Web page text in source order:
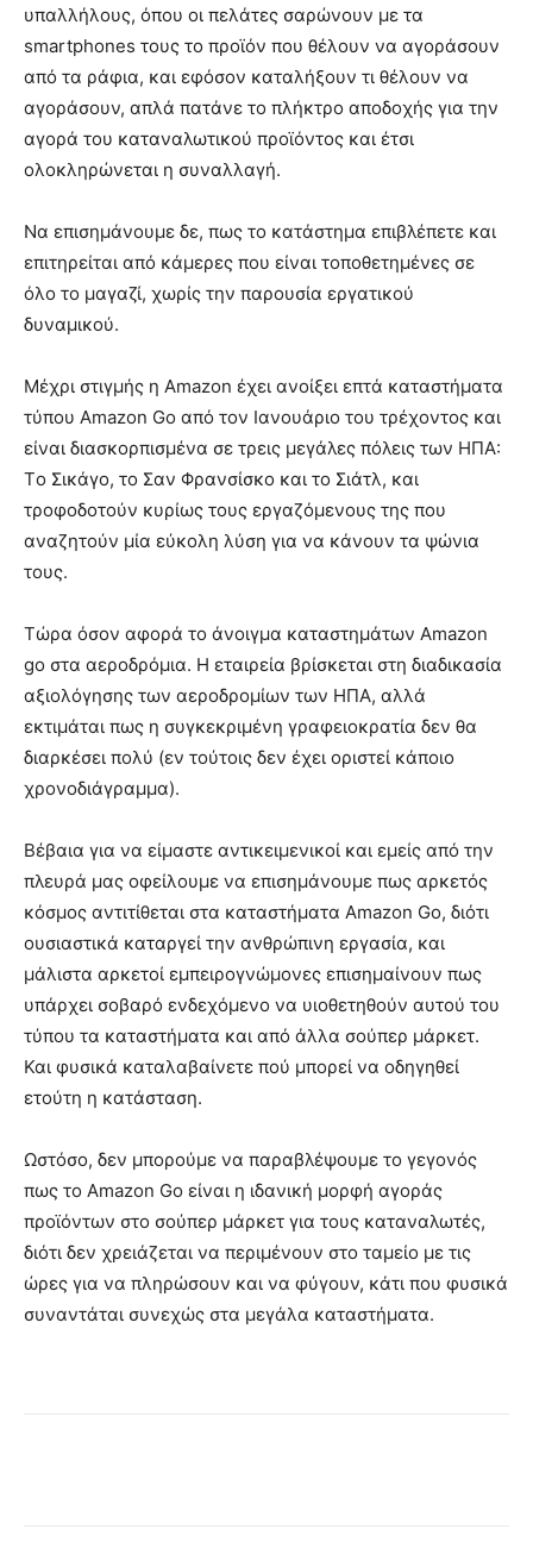
υπαλλήλους, όπου οι πελάτες σαρώνουν με τα
smartphones τους το προϊόν που θέλουν να αγοράσουν
από τα ράφια, και εφόσον καταλήξουν τι θέλουν να
αγοράσουν, απλά πατάνε το πλήκτρο αποδοχής για την
αγορά του καταναλωτικού προϊόντος και έτσι
ολοκληρώνεται η συναλλαγή.
Να επισημάνουμε δε, πως το κατάστημα επιβλέπετε και
επιτηρείται από κάμερες που είναι τοποθετημένες σε
όλο το μαγαζί, χωρίς την παρουσία εργατικού
δυναμικού.
Μέχρι στιγμής η Amazon έχει ανοίξει επτά καταστήματα
τύπου Amazon Go από τον Ιανουάριο του τρέχοντος και
είναι διασκορπισμένα σε τρεις μεγάλες πόλεις των ΗΠΑ:
Tο Σικάγο, το Σαν Φρανσίσκο και το Σιάτλ, και
τροφοδοτούν κυρίως τους εργαζόμενους της που
αναζητούν μία εύκολη λύση για να κάνουν τα ψώνια
τους.
Τώρα όσον αφορά το άνοιγμα καταστημάτων Amazon
go στα αεροδρόμια. Η εταιρεία βρίσκεται στη διαδικασία
αξιολόγησης των αεροδρομίων των ΗΠΑ, αλλά
εκτιμάται πως η συγκεκριμένη γραφειοκρατία δεν θα
διαρκέσει πολύ (εν τούτοις δεν έχει οριστεί κάποιο
χρονοδιάγραμμα).
Βέβαια για να είμαστε αντικειμενικοί και εμείς από την
πλευρά μας οφείλουμε να επισημάνουμε πως αρκετός
κόσμος αντιτίθεται στα καταστήματα Amazon Go, διότι
ουσιαστικά καταργεί την ανθρώπινη εργασία, και
μάλιστα αρκετοί εμπειρογνώμονες επισημαίνουν πως
υπάρχει σοβαρό ενδεχόμενο να υιοθετηθούν αυτού του
τύπου τα καταστήματα και από άλλα σούπερ μάρκετ.
Και φυσικά καταλαβαίνετε πού μπορεί να οδηγηθεί
ετούτη η κατάσταση.
Ωστόσο, δεν μπορούμε να παραβλέψουμε το γεγονός
πως το Amazon Go είναι η ιδανική μορφή αγοράς
προϊόντων στο σούπερ μάρκετ για τους καταναλωτές,
διότι δεν χρειάζεται να περιμένουν στο ταμείο με τις
ώρες για να πληρώσουν και να φύγουν, κάτι που φυσικά
συναντάται συνεχώς στα μεγάλα καταστήματα.